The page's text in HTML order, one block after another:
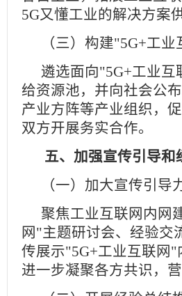
5G又懂工业的解决方案
（三）构建"5G+工
遴选面向"5G+工业
给资源池，并向社会公
产业方阵等产业组织，
双方开展务实合作。
五、加强宣传引导和
（一）加大宣传引导
聚焦工业互联网内网
网"主题研讨会、经验交
传展示"5G+工业互联网
进一步凝聚各方共识，营